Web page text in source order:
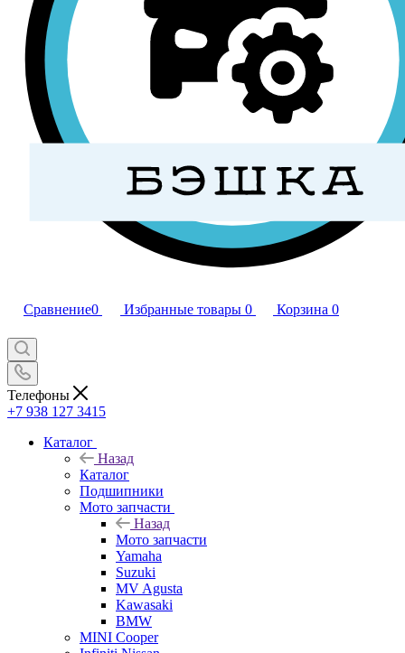
Сравнение0 Избранные товары 0 Корзина 0
Телефоны
+7 938 127 3415
Каталог
Назад
Каталог
Подшипники
Мото запчасти
Назад
Мото запчасти
Yamaha
Suzuki
MV Agusta
Kawasaki
BMW
MINI Cooper